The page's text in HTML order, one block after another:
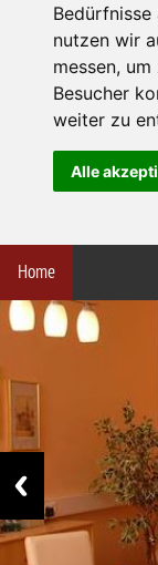
Bedürfnisse
nutzen wir
messen,
Besucher
weiter zu
Alle
Home